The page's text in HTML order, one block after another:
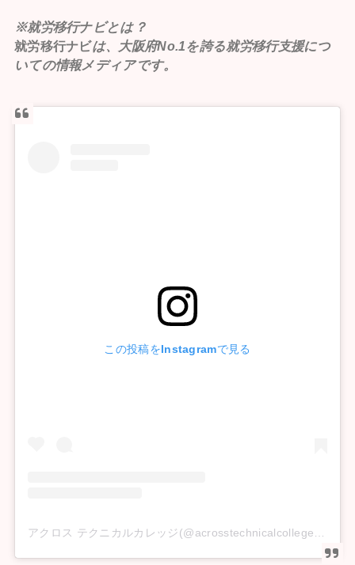
※就労移行ナビとは？
就労移行ナビは、大阪府No.1を誇る就労移行支援につ
いての情報メディアです。
この投稿をInstagramで見る
アクロス テクニカルカレッジ(@acrosstechnicalcollege)がシェアした投稿